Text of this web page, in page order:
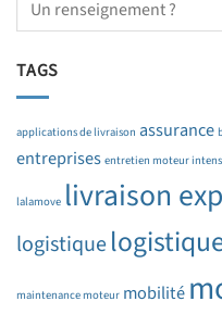
TAGS
applications de livraison assurance
entreprises entretien moteur
lalamove livraison
logistique
maintenance moteur mobilité